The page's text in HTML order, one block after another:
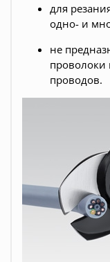
для
одно- и
не
проволоки
проводов.